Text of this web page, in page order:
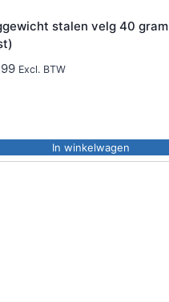
stalen velg 40 gram
Excl. BTW
In winkelwagen